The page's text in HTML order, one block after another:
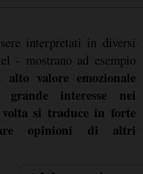
interpretati in diversi
- mostrano ad esempio
valore emozionale
grande interesse nei
si traduce in forte
opinioni di altri